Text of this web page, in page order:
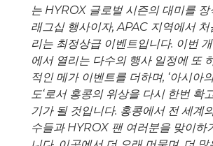
는 HYROX 글로벌 시즌의 대미를
래그십 행사이자, APAC 지역에서 처
리는 최정상급 이벤트입니다. 이번
에서 열리는 다수의 행사 일정에 또
적인 메가 이벤트를 더하며, ‘아시아
도‘로서 홍콩의 위상을 다시 한번 확
기가 될 것입니다. 홍콩에서 전 세계
수들과HYROX 팬 여러분을 맞이하